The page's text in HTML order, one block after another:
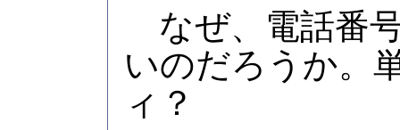
なぜ、電話番
いのだろうか。
ィ？